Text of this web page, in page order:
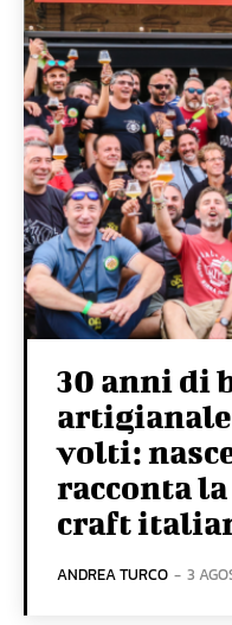
30 anni di
volti:
racconta
craft
ANDREA TURCO - 3